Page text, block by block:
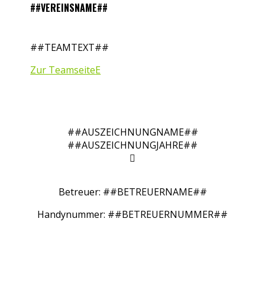
##VEREINSNAME##
##TEAMTEXT##
Zur Teamseite
##AUSZEICHNUNGNAME##
##AUSZEICHNUNGJAHRE##

Betreuer: ##BETREUERNAME##
Handynummer: ##BETREUERNUMMER##